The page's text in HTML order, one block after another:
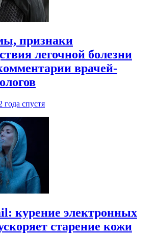
признаки
легочной болезни
врачей-
года спустя
курение электронных
старение кожи